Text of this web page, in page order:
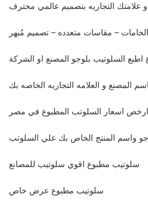
التجاريه بتصميم عالمي محترف
– مقاسات متعدده – تصميم مُبهر
السلوتيب بلوجو المصنع او الشركة
المصنع و العلامه التجاريه الخاصه بك
اسعار السلوتب المطبوع في مصر
واسم المنتج الخاص بك علي السلوتب
سلوتيب مطبوع اقوي سلوتيب للمصانع
سلوتيب مطبوع عرض خاص